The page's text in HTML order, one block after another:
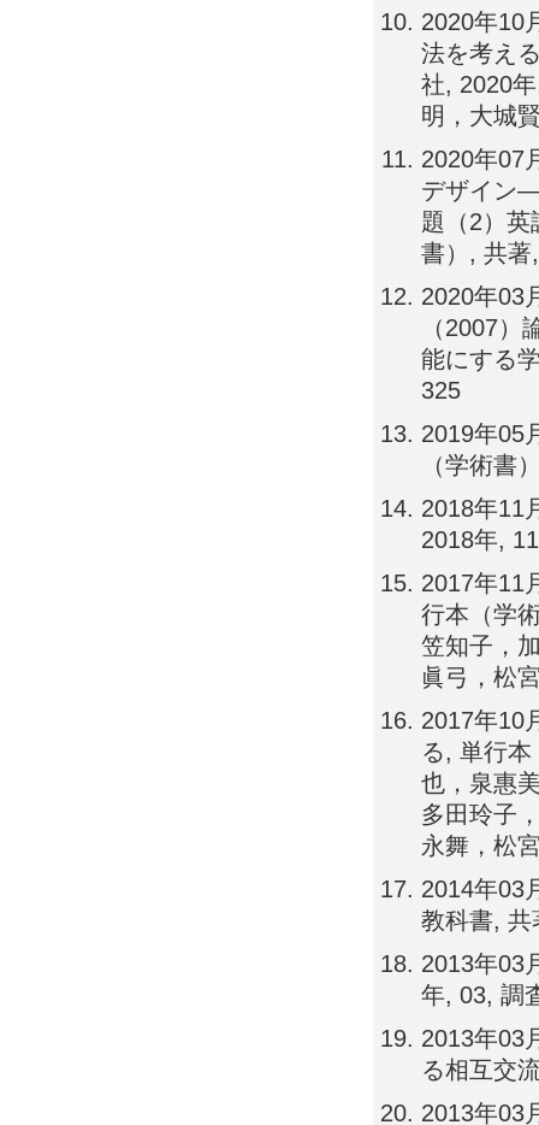
2020年10
法を考え
社, 2020
明，大城
2020年07
デザイン
題（2）英
書）, 共著
2020年03
（2007
能にする
325
2019年05
（学術書
2018年11
2018年,
2017年11
行本（学
笠知子，
眞弓，松
2017年10
る, 単行
也，泉惠
多田玲子
永舞，松
2014年03
教科書, 共
2013年03
年, 03, 調
2013年03
る相互交
2013年03